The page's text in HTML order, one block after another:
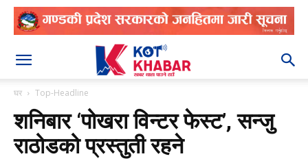
घर Top-Headline
शनिबार ‘पोखरा विन्टर फेस्ट’, सन्जु
राठोडको प्रस्तुती रहने